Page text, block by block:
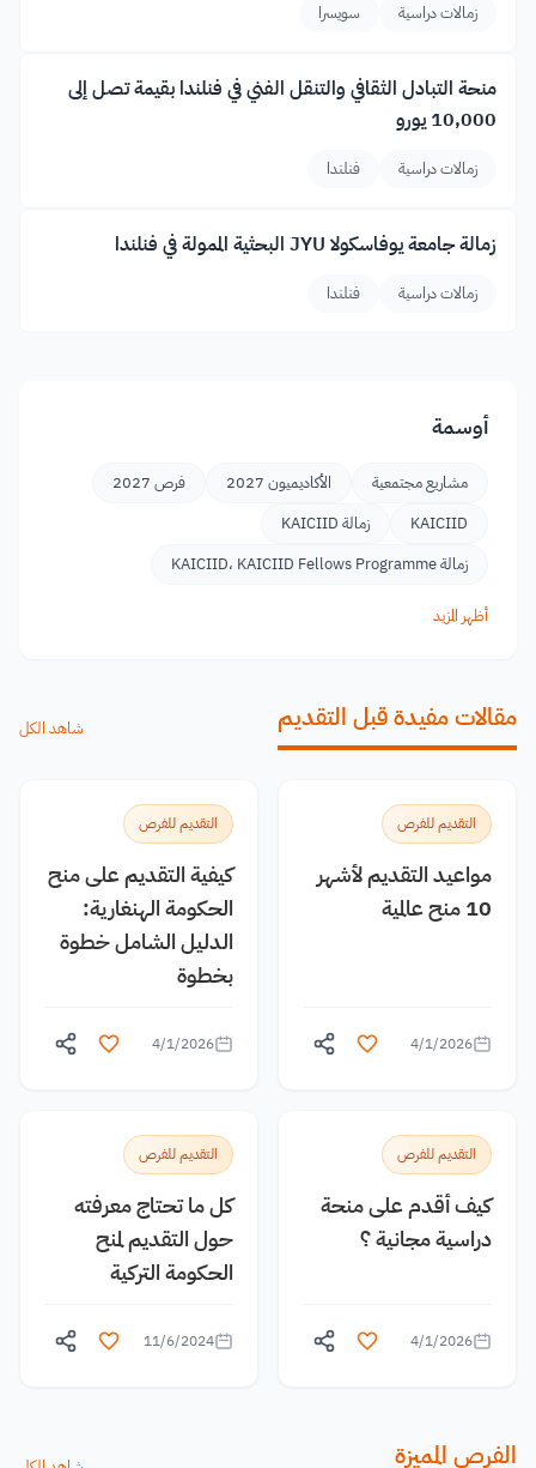
زمالات دراسية سويسرا
منحة التبادل الثقافي والتنقل الفني في فنلندا بقيمة تصل إلى
10,000 يورو
زمالات دراسية فنلندا
زمالة جامعة يوفاسكولا JYU البحثية الممولة في فنلندا
زمالات دراسية فنلندا
أوسمة
مشاريع مجتمعية الأكاديميون 2027
فرص 2027
KAICIID
زمالة KAICIID
زمالة KAICIID، KAICIID Fellows Programme
أظهر المزيد
مقالات مفيدة قبل التقديم شاهد الكل
التقديم للفرص
مواعيد التقديم لأشهر
10 منح عالمية
4/1/2026
التقديم للفرص
كيفية التقديم على منح
الحكومة الهنغارية:
الدليل الشامل خطوة
بخطوة
4/1/2026
التقديم للفرص
كيف أقدم على منحة
دراسية مجانية ؟
4/1/2026
التقديم للفرص
كل ما تحتاج معرفته
حول التقديم لمنح
الحكومة التركية
11/6/2024
الفرص المميزة